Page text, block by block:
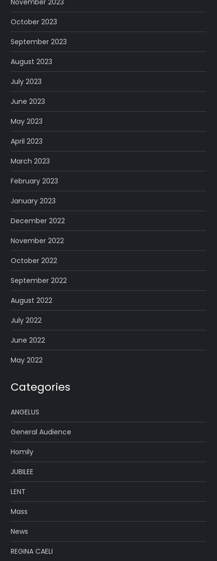
October 2023
September 2023
August 2023
July 2023
June 2023
May 2023
April 2023
March 2023
February 2023
January 2023
December 2022
November 2022
October 2022
September 2022
August 2022
July 2022
June 2022
May 2022
Categories
ANGELUS
General Audience
Homily
JUBILEE
LENT
Mass
News
REGINA CAELI